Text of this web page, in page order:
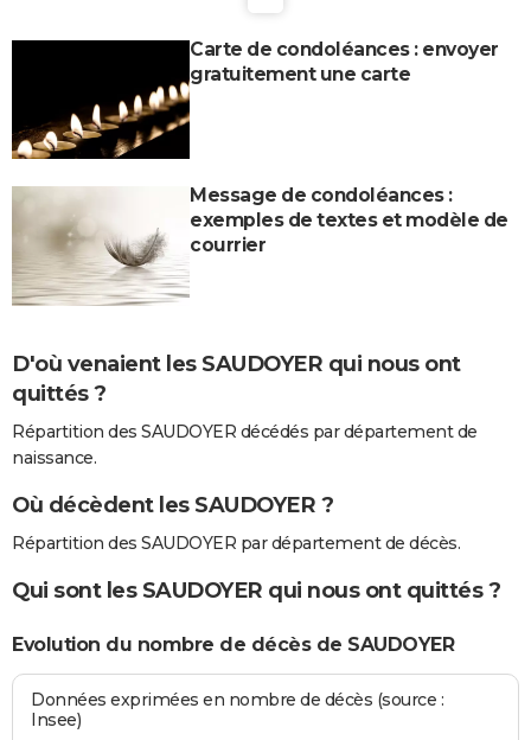
Carte de condoléances : envoyer
gratuitement une carte
Message de condoléances :
exemples de textes et modèle de
courrier
D'où venaient les SAUDOYER qui nous ont
quittés ?
Répartition des SAUDOYER décédés par département de
naissance.
Où décèdent les SAUDOYER ?
Répartition des SAUDOYER par département de décès.
Qui sont les SAUDOYER qui nous ont quittés ?
Evolution du nombre de décès de SAUDOYER
Données exprimées en nombre de décès (source :
Insee)